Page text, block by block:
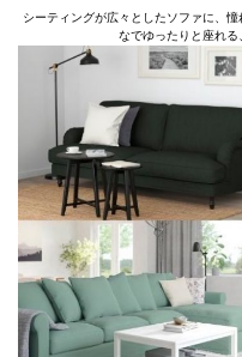
シーティングが広々としたソファに、
なでゆったりと座れる